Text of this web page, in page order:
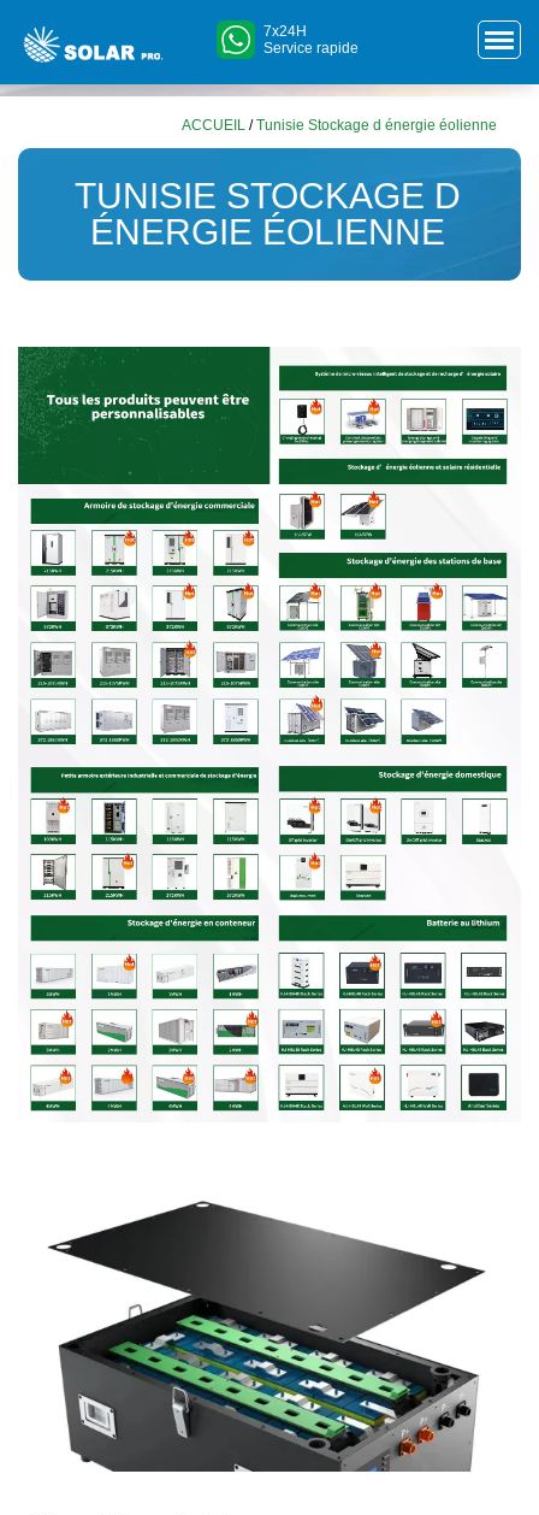
7x24H
Service rapide
ACCUEIL /Tunisie Stockage d énergie éolienne
TUNISIE STOCKAGE D
ÉNERGIE ÉOLIENNE